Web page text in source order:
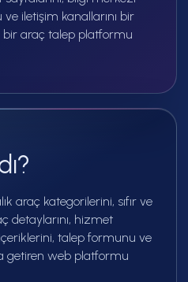
iletişim kanallarını bir
bir araç talep platformu
araç kategorilerini, sıfır ve
detaylarını, hizmet
talep formunu ve
getiren web platformu